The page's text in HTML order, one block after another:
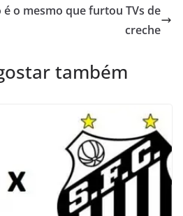
o mesmo que furtou TVs de
creche
também